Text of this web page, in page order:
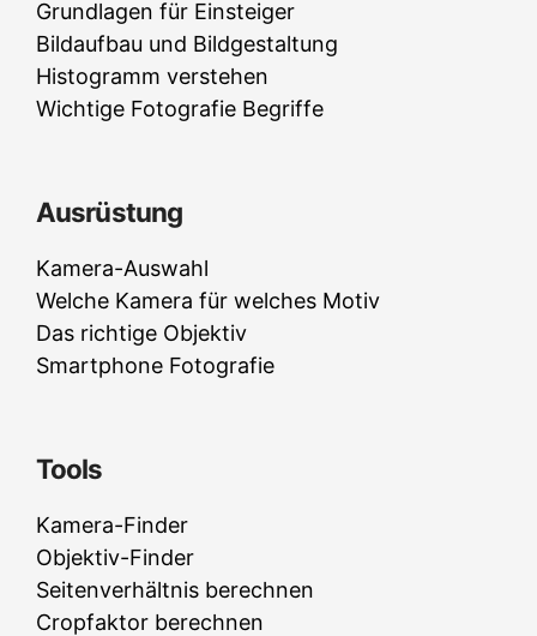
Grundlagen für Einsteiger
Bildaufbau und Bildgestaltung
Histogramm verstehen
Wichtige Fotografie Begriffe
Ausrüstung
Kamera-Auswahl
Welche Kamera für welches Motiv
Das richtige Objektiv
Smartphone Fotografie
Tools
Kamera-Finder
Objektiv-Finder
Seitenverhältnis berechnen
Cropfaktor berechnen